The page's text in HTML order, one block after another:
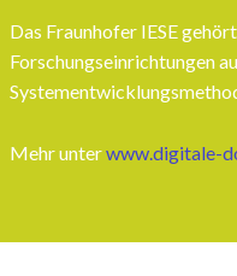
Das Fraunhofer IESE
Forschungseinrichtungen
Mehr unterwww.digitale-